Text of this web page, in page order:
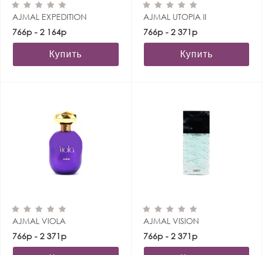
AJMAL EXPEDITION
766р - 2 164р
Купить
AJMAL UTOPIA II
766р - 2 371р
Купить
AJMAL VIOLA
766р - 2 371р
AJMAL VISION
766р - 2 371р